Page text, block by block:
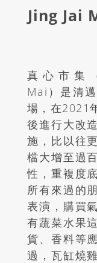
Jing Jai
真心市集
Mai）是清
場，在2021
後進行大改
施，比以往
檔大增至過
性，重複度
所有來過的
表演，購買
有蔬菜水果
貨、香料等
過，瓦缸燒